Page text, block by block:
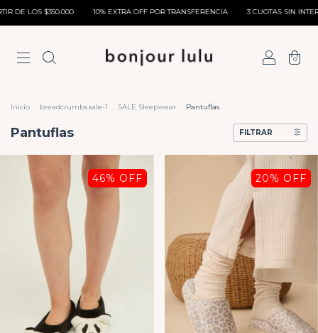
10% EXTRA OFF POR TRANSFERENCIA 3 CUOTAS SIN INTERÉS SIN MONTO
0
Inicio . breadcrumbs.sale-1 . SALE Sleepwear . Pantuflas
Pantuflas FILTRAR
46% OFF 20% OFF